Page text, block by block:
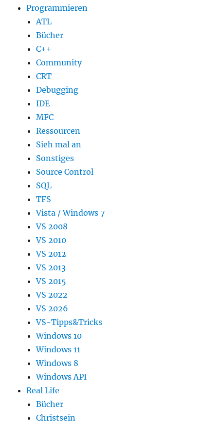
Programmieren
ATL
Bücher
C++
Community
CRT
Debugging
IDE
MFC
Ressourcen
Sieh mal an
Sonstiges
Source Control
SQL
TFS
Vista / Windows 7
VS 2008
VS 2010
VS 2012
VS 2013
VS 2015
VS 2022
VS 2026
VS-Tipps&Tricks
Windows 10
Windows 11
Windows 8
Windows API
Real Life
Bücher
Christsein